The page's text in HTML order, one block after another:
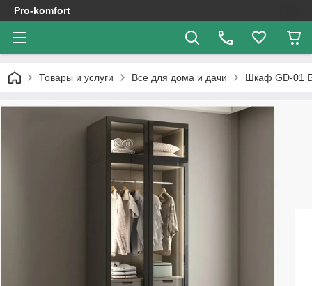
Pro-komfort
Товары и услуги Все для дома и дачи Шкаф GD-01